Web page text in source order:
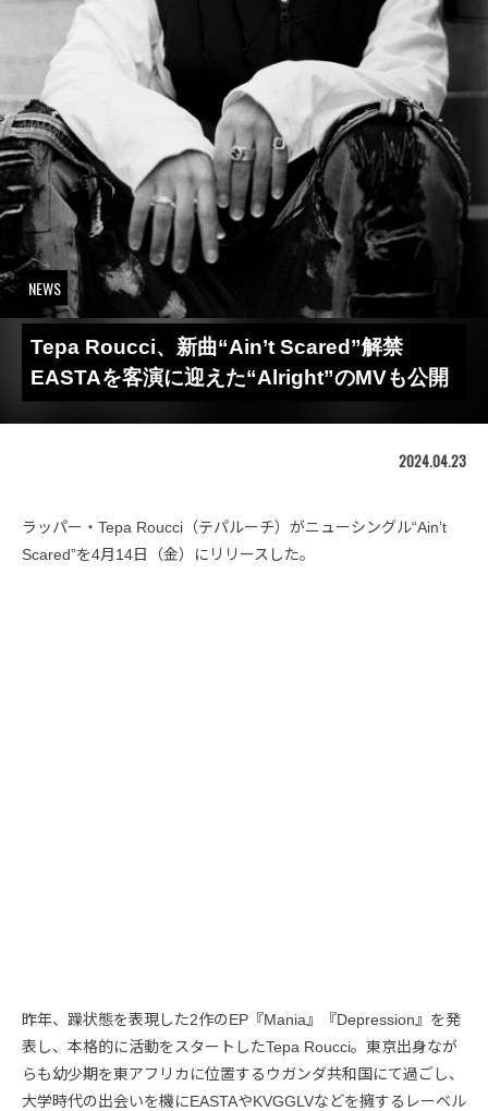
NEWS
Tepa Roucci、新曲“Ain’t Scared”解禁
EASTAを客演に迎えた“Alright”のMVも公開
2024.04.23
ラッパー・Tepa Roucci（テパルーチ）がニューシングル“Ain’t
Scared”を4月14日（金）にリリースした。
昨年、躁状態を表現した2作のEP『Mania』『Depression』を発
表し、本格的に活動をスタートしたTepa Roucci。東京出身なが
らも幼少期を東アフリカに位置するウガンダ共和国にて過ごし、
大学時代の出会いを機にEASTAやKVGGLVなどを擁するレーベル